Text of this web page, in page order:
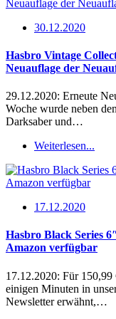
30.12.2020
Hasbro Vintage
Neuauflage der
29.12.2020: Erneute
Woche wurde neben
Darksaber und…
Weiterlesen...
17.12.2020
Hasbro Black Series
Amazon verfügbar
17.12.2020: Für
einigen Minuten in
Newsletter erwähnt,…